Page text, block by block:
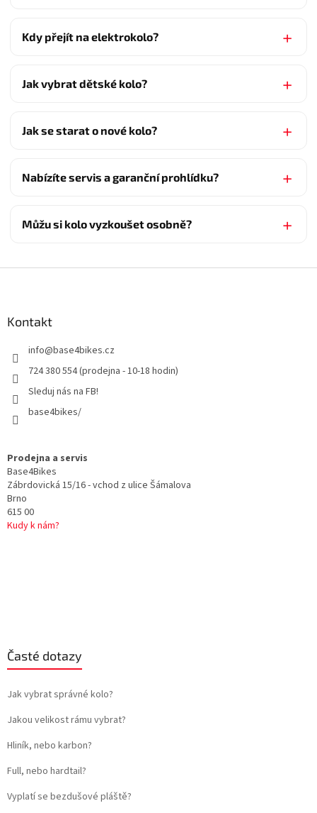
Kdy přejít na elektrokolo?
Jak vybrat dětské kolo?
Jak se starat o nové kolo?
Nabízíte servis a garanční prohlídku?
Můžu si kolo vyzkoušet osobně?
Kontakt
info@base4bikes.cz
724 380 554 (prodejna - 10-18 hodin)
Sleduj nás na FB!
base4bikes/
Prodejna a servis
Base4Bikes
Zábrdovická 15/16 - vchod z ulice Šámalova
Brno
615 00
Kudy k nám?
Časté dotazy
Jak vybrat správné kolo?
Jakou velikost rámu vybrat?
Hliník, nebo karbon?
Full, nebo hardtail?
Vyplatí se bezdušové pláště?